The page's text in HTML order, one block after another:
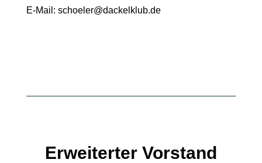
E-Mail: schoeler@dackelklub.de
Erweiterter Vorstand